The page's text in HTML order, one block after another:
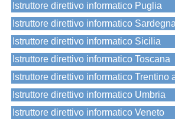
Istruttore direttivo informatico Puglia
Istruttore direttivo informatico Sardegna
Istruttore direttivo informatico Sicilia
Istruttore direttivo informatico Toscana
Istruttore direttivo informatico Trentino
Istruttore direttivo informatico Umbria
Istruttore direttivo informatico Veneto